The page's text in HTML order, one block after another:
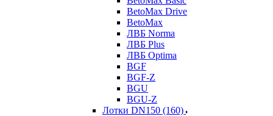
BetoMax Drive
BetoMax
ЛВБ Norma
ЛВБ Plus
ЛВБ Optima
BGF
BGF-Z
BGU
BGU-Z
Лотки DN150 (160)